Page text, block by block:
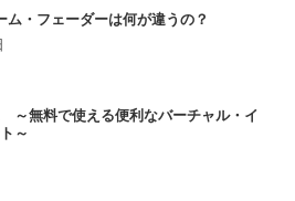
ム・フェーダーは何が違うの？
～無料で使える便利なバーチャル・イ
～